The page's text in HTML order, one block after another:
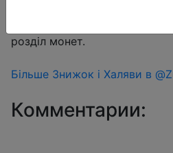
Знижка монетками 192
розділ монет.
Більше Знижок і Халяви в
Комментарии: